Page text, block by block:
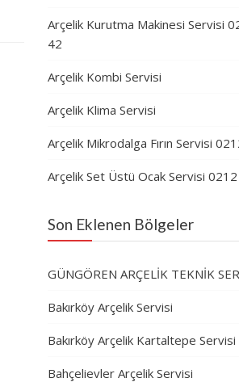
Arçelik Kurutma Makinesi Servisi
42
Arçelik Kombi Servisi
Arçelik Klima Servisi
Arçelik Mikrodalga Fırın Servisi
Arçelik Set Üstü Ocak Servisi
Son Eklenen Bölgeler
GÜNGÖREN ARÇELİK TEKNİK
Bakırköy Arçelik Servisi
Bakırköy Arçelik Kartaltepe Servisi
Bahçelievler Arçelik Servisi